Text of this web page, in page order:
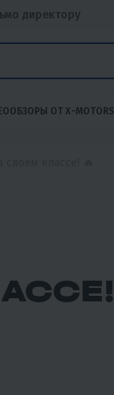
директору
ОТ X-MOTORS